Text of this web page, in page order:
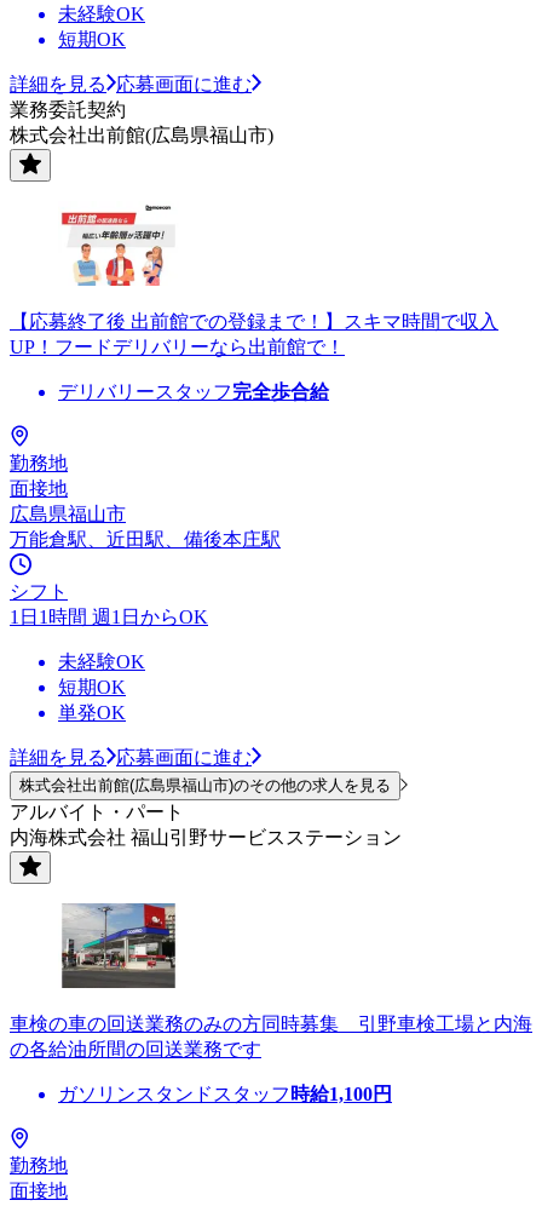
未経験OK
短期OK
詳細を見る
応募画面に進む
業務委託契約
株式会社出前館(広島県福山市)
【応募終了後 出前館での登録まで！】スキマ時間で収入
UP！フードデリバリーなら出前館で！
デリバリースタッフ完全歩合給
勤務地
面接地
広島県福山市
万能倉駅、近田駅、備後本庄駅
シフト
1日1時間 週1日からOK
未経験OK
短期OK
単発OK
詳細を見る 応募画面に進む
株式会社出前館(広島県福山市)のその他の求人を見る
アルバイト・パート
内海株式会社 福山引野サービスステーション
車検の車の回送業務のみの方同時募集 引野車検工場と内海
の各給油所間の回送業務です
ガソリンスタンドスタッフ 時給1,100円
勤務地
面接地